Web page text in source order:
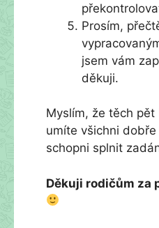
Prosím,
jsem vám
děkuji.
Myslím, že těch
umíte všichni
schopni splnit
Děkuji rodičům za